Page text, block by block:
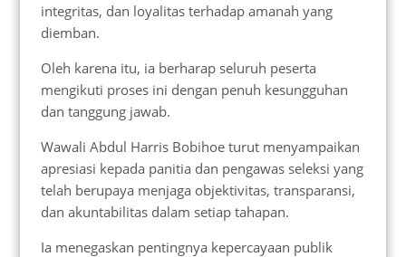
integritas, dan loyalitas terhadap amanah yang
diemban.
Oleh karena itu, ia berharap seluruh peserta
mengikuti proses ini dengan penuh kesungguhan
dan tanggung jawab.
Wawali Abdul Harris Bobihoe turut menyampaikan
apresiasi kepada panitia dan pengawas seleksi yang
telah berupaya menjaga objektivitas, transparansi,
dan akuntabilitas dalam setiap tahapan.
Ia menegaskan pentingnya kepercayaan publik